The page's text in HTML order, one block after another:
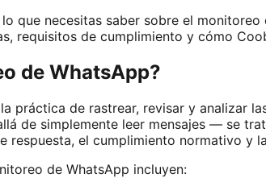
que necesitas saber sobre el
requisitos de cumplimiento y cómo
de WhatsApp?
práctica de rastrear, revisar y analizar
de simplemente leer mensajes — se
respuesta, el cumplimiento normativo y
de WhatsApp incluyen: